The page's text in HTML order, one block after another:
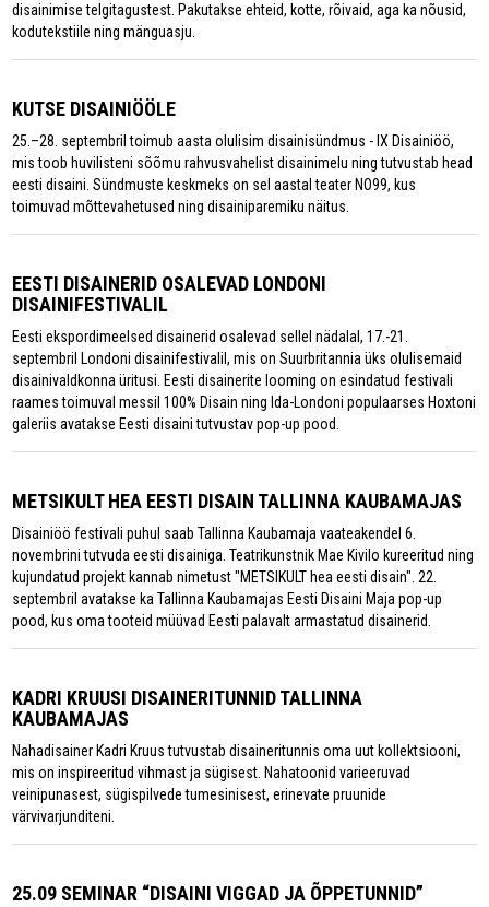
disainimise telgitagustest. Pakutakse ehteid, kotte, rõivaid, aga ka nõusid,
kodutekstiile ning mänguasju.
KUTSE DISAINIÖÖLE
25.–28. septembril toimub aasta olulisim disainisündmus - IX Disainiöö,
mis toob huvilisteni sõõmu rahvusvahelist disainimelu ning tutvustab head
eesti disaini. Sündmuste keskmeks on sel aastal teater NO99, kus
toimuvad mõttevahetused ning disainiparemiku näitus.
EESTI DISAINERID OSALEVAD LONDONI
DISAINIFESTIVALIL
Eesti ekspordimeelsed disainerid osalevad sellel nädalal, 17.-21.
septembril Londoni disainifestivalil, mis on Suurbritannia üks olulisemaid
disainivaldkonna üritusi. Eesti disainerite looming on esindatud festivali
raames toimuval messil 100% Disain ning Ida-Londoni populaarses Hoxtoni
galeriis avatakse Eesti disaini tutvustav pop-up pood.
METSIKULT HEA EESTI DISAIN TALLINNA KAUBAMAJAS
Disainiöö festivali puhul saab Tallinna Kaubamaja vaateakendel 6.
novembrini tutvuda eesti disainiga. Teatrikunstnik Mae Kivilo kureeritud ning
kujundatud projekt kannab nimetust "METSIKULT hea eesti disain". 22.
septembril avatakse ka Tallinna Kaubamajas Eesti Disaini Maja pop-up
pood, kus oma tooteid müüvad Eesti palavalt armastatud disainerid.
KADRI KRUUSI DISAINERITUNNID TALLINNA
KAUBAMAJAS
Nahadisainer Kadri Kruus tutvustab disaineritunnis oma uut kollektsiooni,
mis on inspireeritud vihmast ja sügisest. Nahatoonid varieeruvad
veinipunasest, sügispilvede tumesinisest, erinevate pruunide
värvivarjunditeni.
25.09 SEMINAR “DISAINI VIGGAD JA ÕPPETUNNID”